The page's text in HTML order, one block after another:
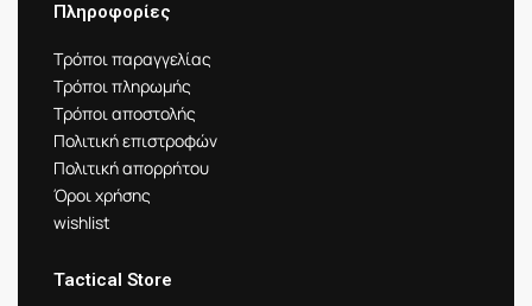
Πληροφορίες
Τρόποι παραγγελίας
Τρόποι πληρωμής
Τρόποι αποστολής
Πολιτική επιστροφών
Πολιτική απορρήτου
Όροι χρήσης
wishlist
Tactical Store